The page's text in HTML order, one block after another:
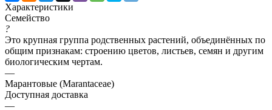
Характеристики
Семейство
?
Это крупная группа родственных растений, объединённых по
общим признакам: строению цветов, листьев, семян и другим
биологическим чертам.
—
Марантовые (Marantaceae)
Доступная доставка
—